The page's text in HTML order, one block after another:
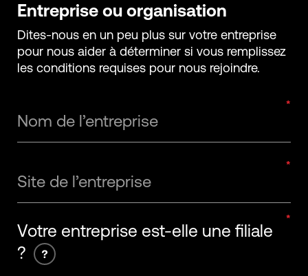
Entreprise ou organisation
Dites-nous en un peu plus sur votre entreprise
pour nous aider à déterminer si vous remplissez
les conditions requises pour nous rejoindre.
Nom de l’entreprise
Site de l’entreprise
Votre entreprise est-elle une filiale
?